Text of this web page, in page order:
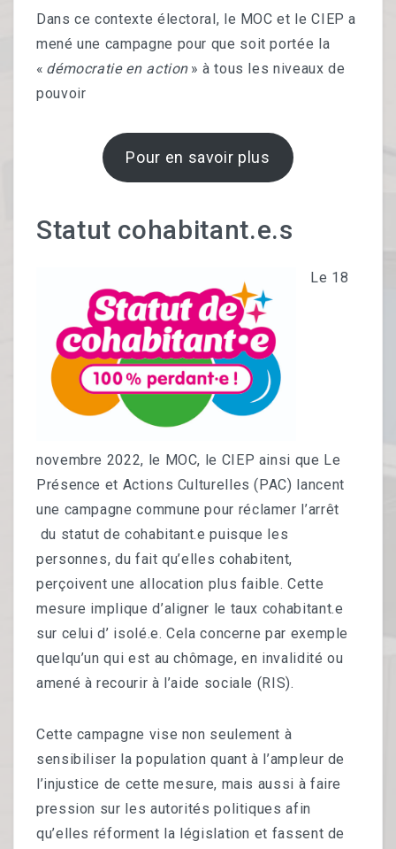
THÉMATIQUES ET ACTIONS
Groupes De Travail
Projets Européens
OUTILS
A VOS AGENDAS
Dans ce contexte électoral, le MOC et le CIEP a
mené une campagne pour que soit portée la
« démocratie en action » à tous les niveaux de
pouvoir
Pour en savoir plus
Statut cohabitant.e.s
Le 18
novembre 2022, le MOC, le CIEP ainsi que Le
Présence et Actions Culturelles (PAC) lancent
une campagne commune pour réclamer l’arrêt
du statut de cohabitant.e puisque les
personnes, du fait qu’elles cohabitent,
perçoivent une allocation plus faible. Cette
mesure implique d’aligner le taux cohabitant.e
sur celui d’ isolé.e. Cela concerne par exemple
quelqu’un qui est au chômage, en invalidité ou
amené à recourir à l’aide sociale (RIS).
Cette campagne vise non seulement à
sensibiliser la population quant à l’ampleur de
l’injustice de cette mesure, mais aussi à faire
pression sur les autorités politiques afin
qu’elles réforment la législation et fassent de